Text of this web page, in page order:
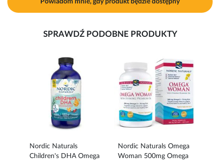
SPRAWDŹ PODOBNE PRODUKTY
Nordic Naturals
Children's DHA Omega
Nordic Naturals Omega
Woman 500mg Omega